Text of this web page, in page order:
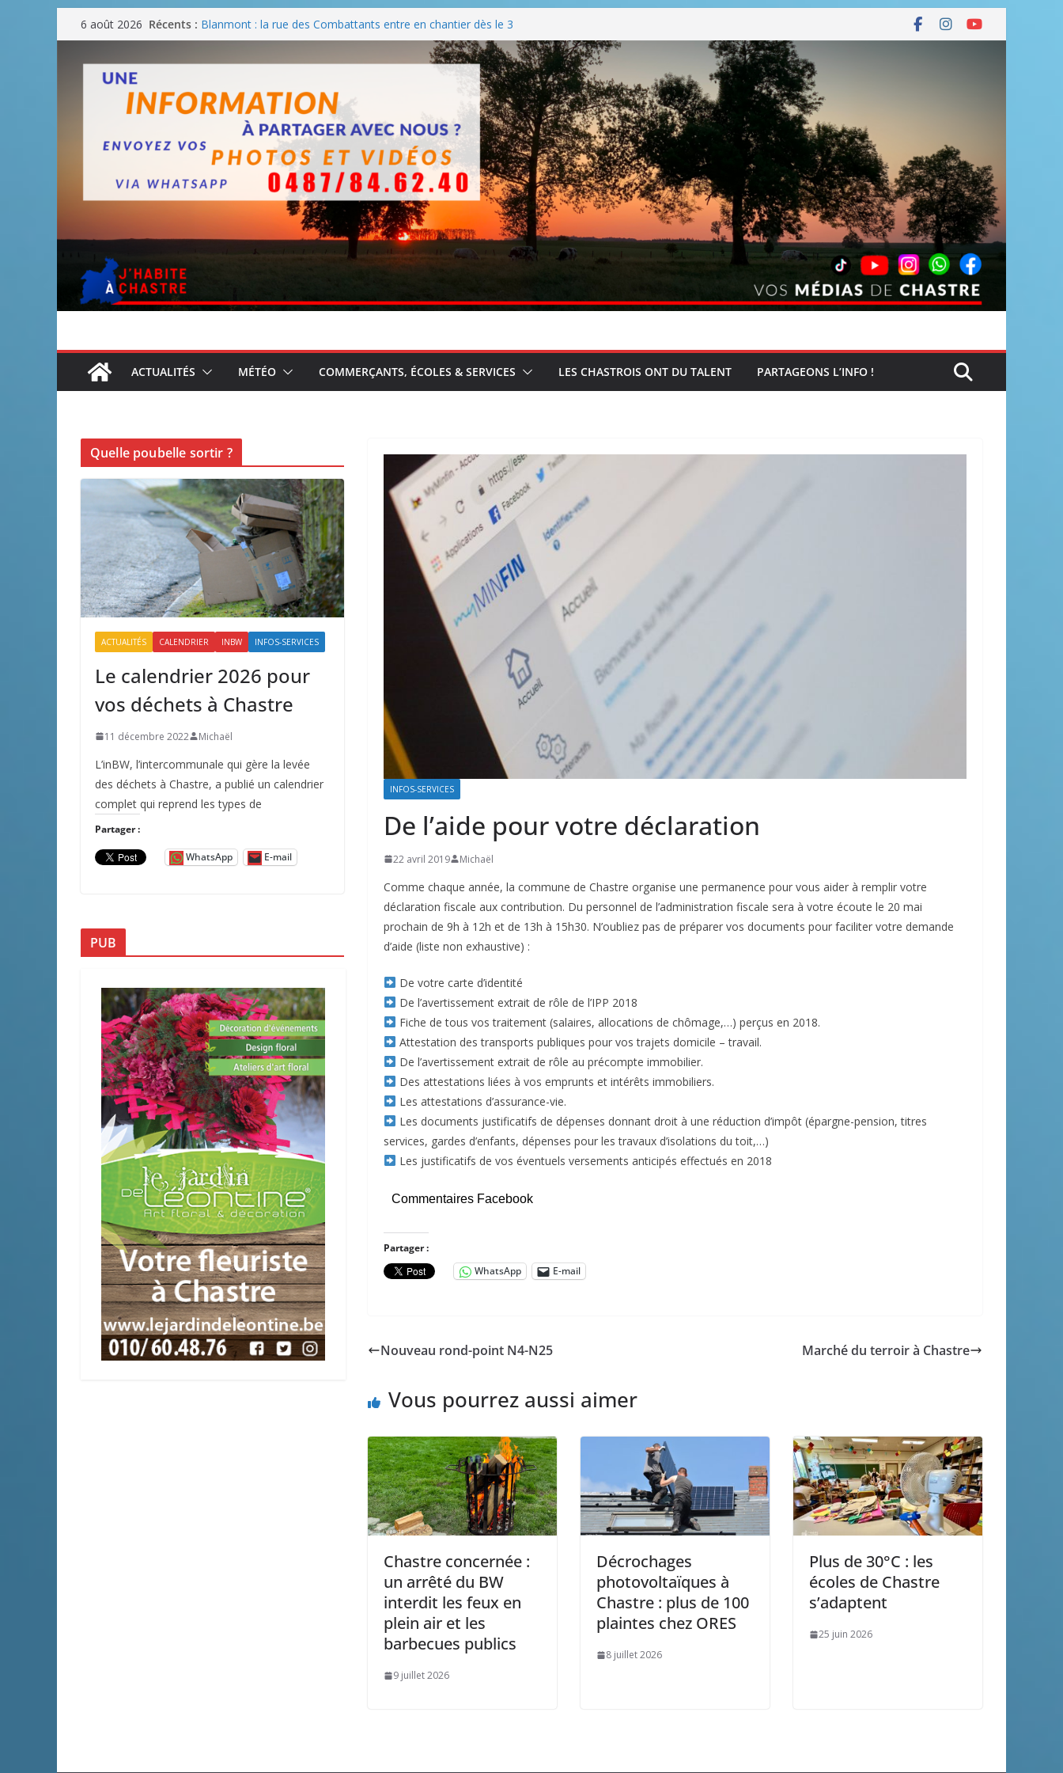
Passer
au
contenu
6 août 2026 Récents : Blanmont : la rue des Combattants entre en chantier dès le 3
août
Une fête nationale sans drache
ACTUALITÉS MÉTÉO COMMERÇANTS, ÉCOLES & SERVICES LES CHASTROIS ONT DU TALENT PARTAGEONS L’INFO !
INFOS-SERVICES
De l’aide pour votre déclaration
22 avril 2019 Michaël
Comme chaque année, la commune de Chastre organise une permanence pour vous aider à remplir votre
déclaration fiscale aux contribution. Du personnel de l’administration fiscale sera à votre écoute le 20 mai
prochain de 9h à 12h et de 13h à 15h30. N’oubliez pas de préparer vos documents pour faciliter votre demande
d’aide (liste non exhaustive) :
De votre carte d’identité
De l’avertissement extrait de rôle de l’IPP 2018
Fiche de tous vos traitement (salaires, allocations de chômage,…) perçus en 2018.
Attestation des transports publiques pour vos trajets domicile – travail.
De l’avertissement extrait de rôle au précompte immobilier.
Des attestations liées à vos emprunts et intérêts immobiliers.
Les attestations d’assurance-vie.
Les documents justificatifs de dépenses donnant droit à une réduction d’impôt (épargne-pension, titres
services, gardes d’enfants, dépenses pour les travaux d’isolations du toit,…)
Les justificatifs de vos éventuels versements anticipés effectués en 2018
Commentaires Facebook
Partager :
WhatsApp
E-mail
Nouveau rond-point N4-N25 Marché du terroir à Chastre
Vous pourrez aussi aimer
Chastre concernée :
un arrêté du BW
interdit les feux en
plein air et les
barbecues publics
9 juillet 2026
Décrochages
photovoltaïques à
Chastre : plus de 100
plaintes chez ORES
8 juillet 2026
Plus de 30°C : les
écoles de Chastre
s’adaptent
25 juin 2026
Quelle poubelle sortir ?
ACTUALITÉS CALENDRIER INBW INFOS-SERVICES
Le calendrier 2026 pour
vos déchets à Chastre
11 décembre 2022 Michaël
L’inBW, l’intercommunale qui gère la levée
des déchets à Chastre, a publié un calendrier
complet qui reprend les types de
Partager :
WhatsApp E-mail
PUB